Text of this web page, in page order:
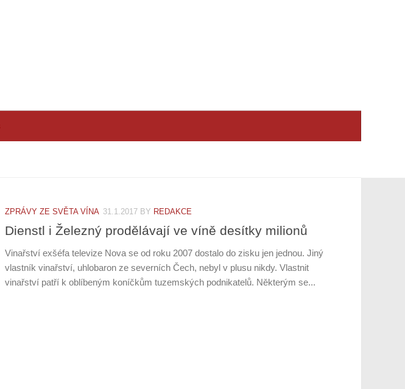
ZPRÁVY ZE SVĚTA VÍNA 31.1.2017 BY REDAKCE
Dienstl i Železný prodělávají ve víně desítky milionů
Vinařství exšéfa televize Nova se od roku 2007 dostalo do zisku jen jednou. Jiný
vlastník vinařství, uhlobaron ze severních Čech, nebyl v plusu nikdy. Vlastnit
vinařství patří k oblíbeným koníčkům tuzemských podnikatelů. Některým se...